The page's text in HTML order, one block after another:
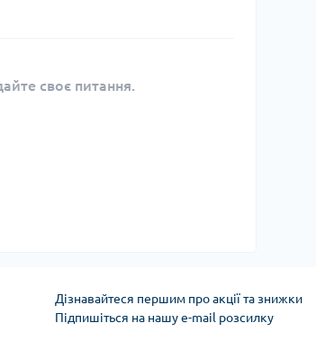
своє питання.
Дізнавайтеся першим про акції та знижки
Підпишіться на нашу e-mail розсилку